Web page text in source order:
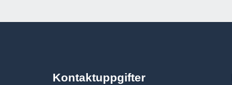
Kontaktuppgifter